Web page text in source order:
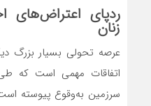
ردپای اعتراض‌‌‌‌‌‌های
زنان
عرصه تحولی بسیار بزرگ